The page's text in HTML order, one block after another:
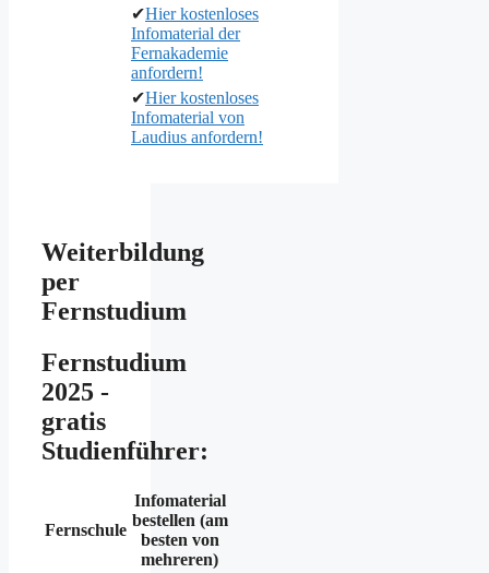
✔Hier kostenloses
Infomaterial der
Fernakademie
anfordern!
✔Hier kostenloses
Infomaterial von
Laudius anfordern!
Weiterbildung
per
Fernstudium
Fernstudium
2025 -
gratis
Studienführer:
Fernschule
Infomaterial
bestellen (am
besten von
mehreren)